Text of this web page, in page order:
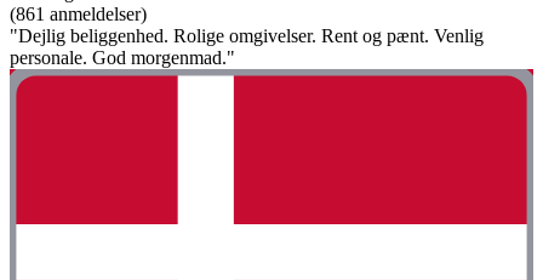
(861 anmeldelser)
"Dejlig beliggenhed. Rolige omgivelser. Rent og pænt. Venlig
personale. God morgenmad."